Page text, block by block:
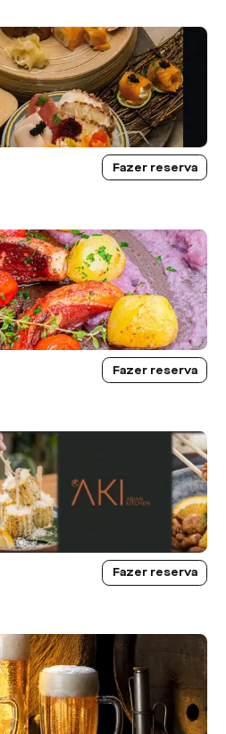
Fazer reserva
Fazer reserva
Fazer reserva